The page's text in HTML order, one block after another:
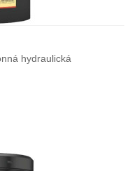
hydraulická